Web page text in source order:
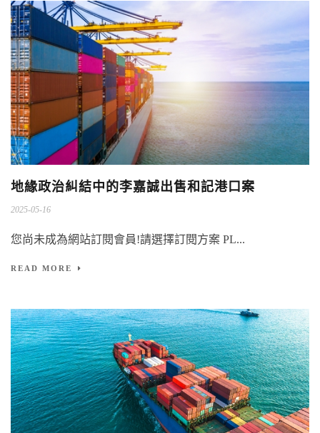
地緣政治糾結中的李嘉誠出售和記港口案
2025-05-16
您尚未成為網站訂閱會員!請選擇訂閱方案 PL...
READ MORE